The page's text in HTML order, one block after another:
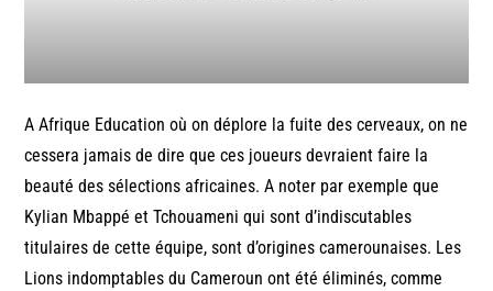
A Afrique Education où on déplore la fuite des cerveaux, on ne
cessera jamais de dire que ces joueurs devraient faire la
beauté des sélections africaines. A noter par exemple que
Kylian Mbappé et Tchouameni qui sont d’indiscutables
titulaires de cette équipe, sont d’origines camerounaises. Les
Lions indomptables du Cameroun ont été éliminés, comme